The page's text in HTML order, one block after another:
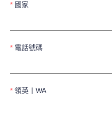
國家
電話號碼
領英丨WA